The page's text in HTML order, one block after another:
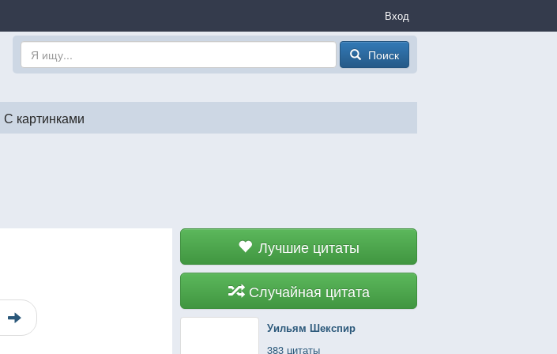
Вход
Поиск
С картинками
Лучшие цитаты
Случайная цитата
Уильям Шекспир
383 цитаты